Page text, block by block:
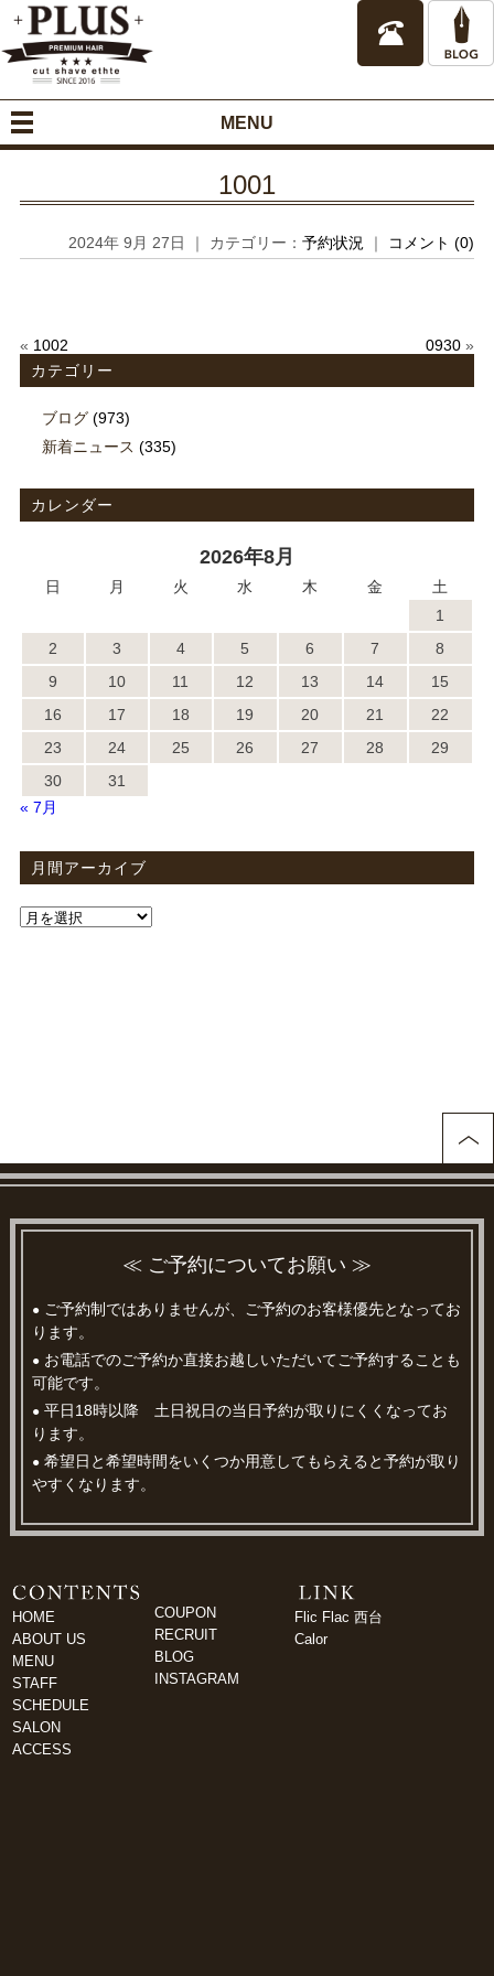
MENU
1001
2024年 9月 27日 ｜ カテゴリー：予約状況 ｜ コメント (0)
« 1002 0930 »
カテゴリー
ブログ(973)
新着ニュース (335)
カレンダー
2026年8月
日 月 火 水 木 金
土
1
2
3 4 5 6 7
8
9
10 11 12 13 14
15
16
17 18 19 20 21
22
23
24 25 26 27 28
29
30
31
« 7月
月間アーカイブ
≪ ご予約についてお願い ≫
● ご予約制ではありませんが、ご予約のお客様優先となってお
ります。
● お電話でのご予約か直接お越しいただいてご予約することも
可能です。
● 平日18時以降 土日祝日の当日予約が取りにくくなってお
ります。
● 希望日と希望時間をいくつか用意してもらえると予約が取り
やすくなります。
HOME
ABOUT US
MENU
STAFF
SCHEDULE
SALON
ACCESS
COUPON
RECRUIT
BLOG
INSTAGRAM
Flic Flac 西台
Calor